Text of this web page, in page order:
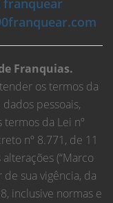
franquear
Franquias.
os termos da
pessoais,
da Lei nº
nº 8.771, de 11
(“Marco
sua vigência, da
inclusive normas e